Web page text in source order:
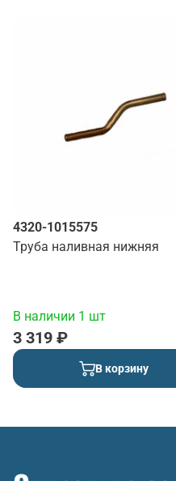
4320-1015575
Труба наливная нижняя
В наличии 1 шт
3 319 ₽
В корзину